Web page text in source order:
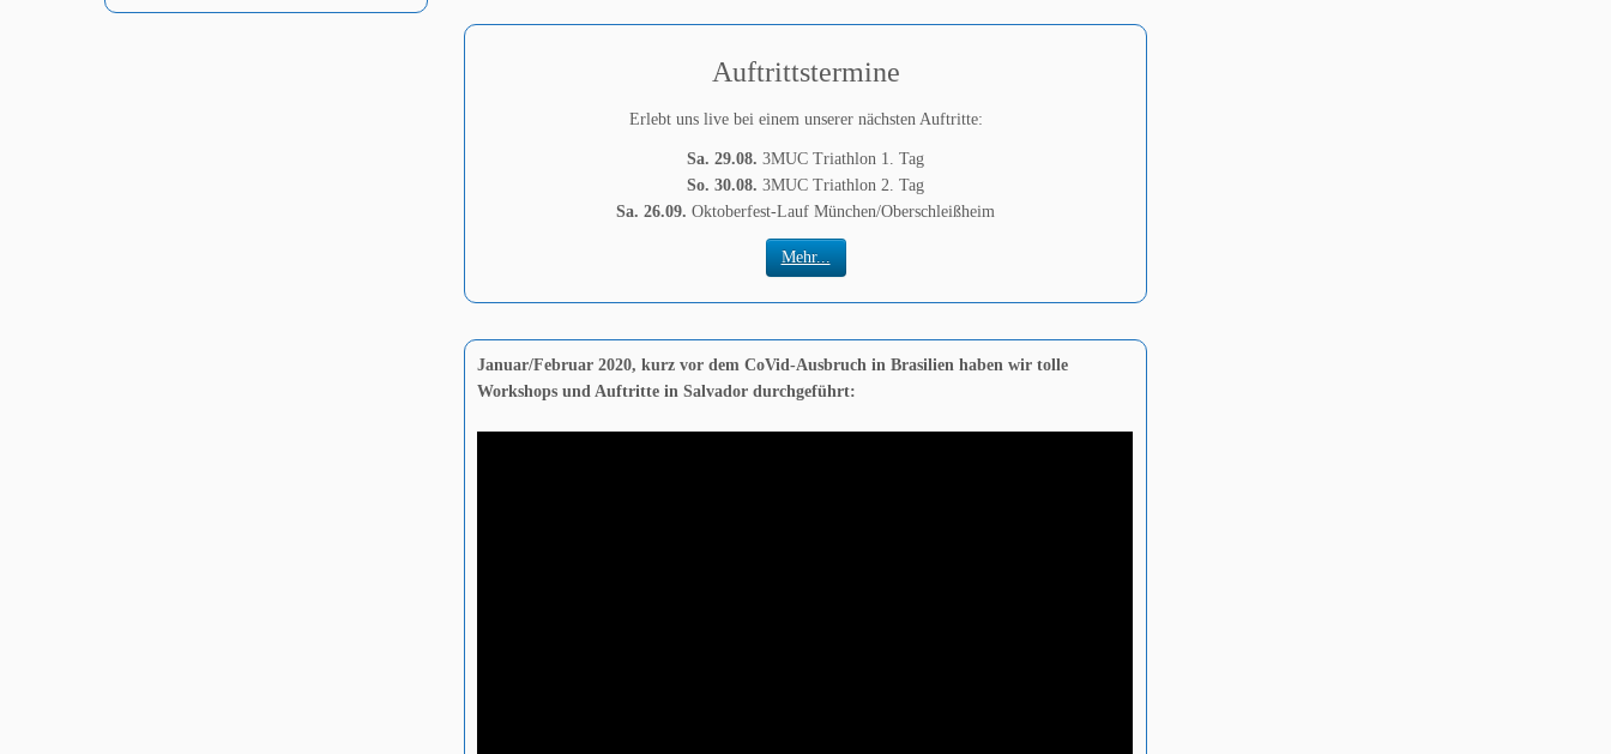
Auftrittstermine
Erlebt uns live bei einem unserer nächsten Auftritte:
Sa. 29.08. 3MUC Triathlon 1. Tag
So. 30.08. 3MUC Triathlon 2. Tag
Sa. 26.09. Oktoberfest-Lauf München/Oberschleißheim
Mehr...
Januar/Februar 2020, kurz vor dem CoVid-Ausbruch in Brasilien haben wir tolle
Workshops und Auftritte in Salvador durchgeführt: